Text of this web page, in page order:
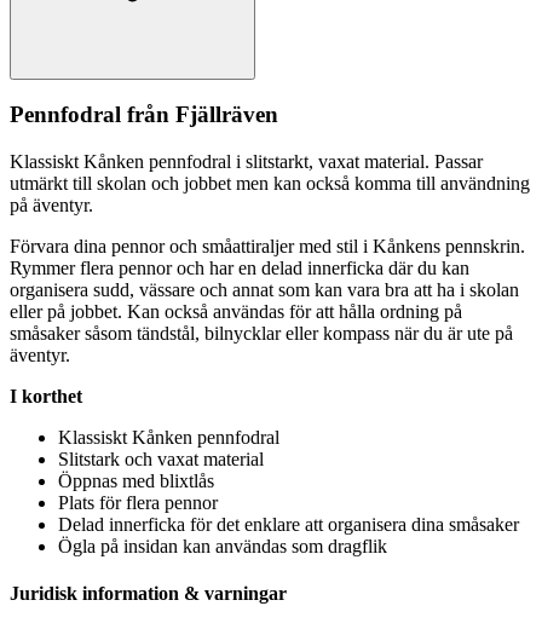
Pennfodral från Fjällräven
Klassiskt Kånken pennfodral i slitstarkt, vaxat material. Passar
utmärkt till skolan och jobbet men kan också komma till användning
på äventyr.
Förvara dina pennor och småattiraljer med stil i Kånkens pennskrin.
Rymmer flera pennor och har en delad innerficka där du kan
organisera sudd, vässare och annat som kan vara bra att ha i skolan
eller på jobbet. Kan också användas för att hålla ordning på
småsaker såsom tändstål, bilnycklar eller kompass när du är ute på
äventyr.
I korthet
Klassiskt Kånken pennfodral
Slitstark och vaxat material
Öppnas med blixtlås
Plats för flera pennor
Delad innerficka för det enklare att organisera dina småsaker
Ögla på insidan kan användas som dragflik
Juridisk information & varningar